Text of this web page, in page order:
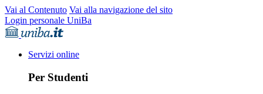
Vai al Contenuto Vai alla navigazione del sito
Login personale UniBa
Servizi online
Per Studenti